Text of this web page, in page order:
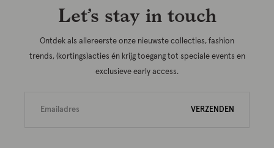
Let’s stay in touch
Ontdek als allereerste onze nieuwste collecties, fashion
trends, (kortings)acties én krijg toegang tot speciale events en
exclusieve early access.
VERZENDEN